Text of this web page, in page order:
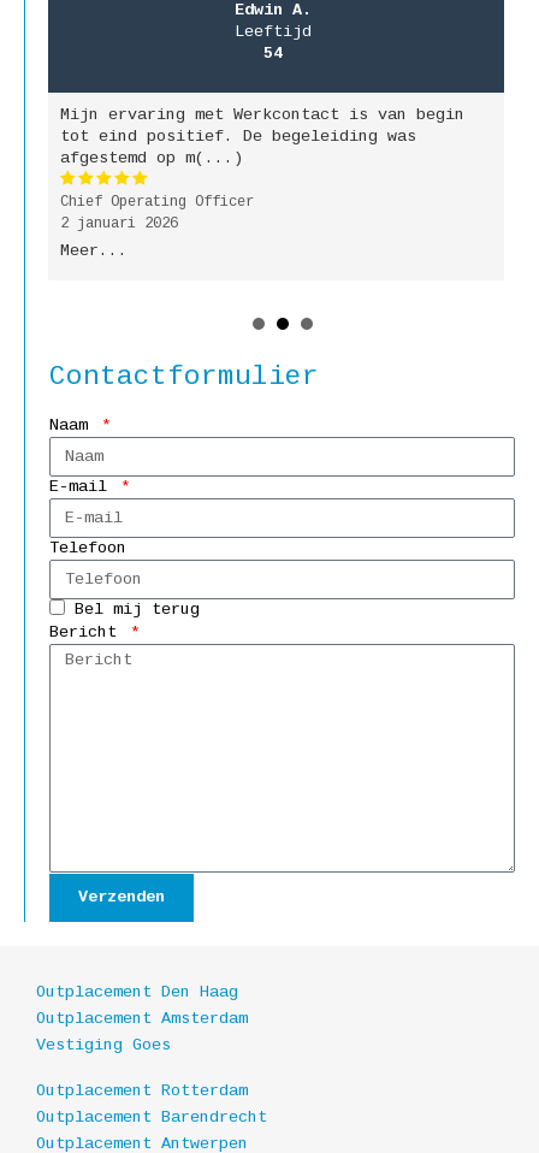
Edwin A.
Leeftijd
54
Mijn ervaring met Werkcontact is van begin
tot eind positief. De begeleiding was
afgestemd op m(...)
Chief Operating Officer
2 januari 2026
Meer...
Contactformulier
Naam
E-mail
Telefoon
Bel mij terug
Bericht
Verzenden
Outplacement Den Haag
Outplacement Amsterdam
Vestiging Goes
Outplacement Rotterdam
Outplacement Barendrecht
Outplacement Antwerpen